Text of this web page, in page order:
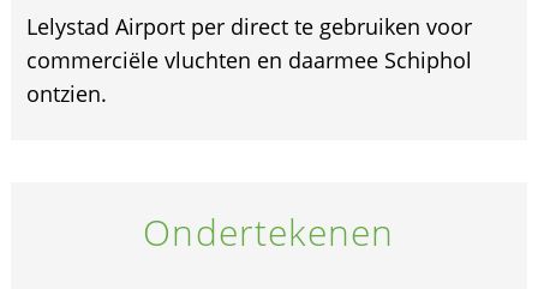
Lelystad Airport per direct te gebruiken voor
commerciële vluchten en daarmee Schiphol
ontzien.
Ondertekenen